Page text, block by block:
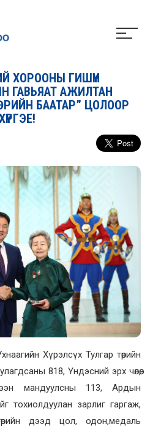
ХОРООНЫ ГИШҮҮН
ГАВЬЯАТ АЖИЛТАН
БААТАР” ЦОЛООР
Хүрэлсүх Тулгар төрийн
818, Үндэсний эрх чөлөө,
мандуулсны 113, Ардын
тохиолдуулан зарлиг гаргаж,
дээд цол, одон,медаль